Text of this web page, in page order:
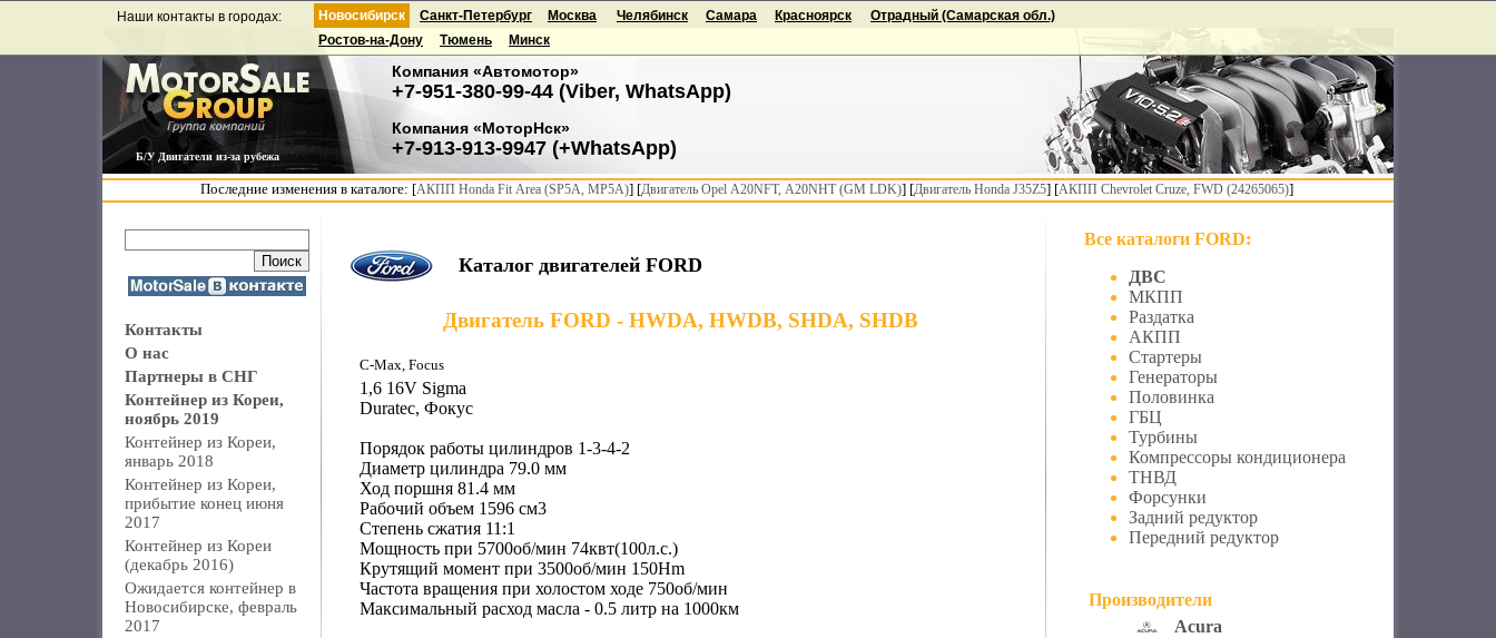
Б/У Двигатели из-за рубежа
Наши контакты в городах: Новосибирск
Компания «Автомотор»
+7-951-380-99-44 (Viber, WhatsApp)
Компания «МоторНск»
+7-913-913-9947 (+WhatsApp)
Санкт-Петербург Москва Челябинск Самара Красноярск
Отрадный (Самарская обл.)
Ростов-на-Дону
Тюмень Минск
Последние изменения в каталоге: [АКПП Honda Fit Area (SP5A, MP5A)] [Двигатель Opel A20NFT, A20NHT (GM LDK)] [Двигатель Honda J35Z5] [АКПП Chevrolet Cruze, FWD (24265065)]
Контакты
О нас
Партнеры в СНГ
Контейнер из Кореи,
ноябрь 2019
Контейнер из Кореи,
январь 2018
Контейнер из Кореи,
прибытие конец июня
2017
Контейнер из Кореи
(декабрь 2016)
Ожидается контейнер в
Новосибирске, февраль
2017
Каталог двигателей FORD
Двигатель FORD - HWDA, HWDB, SHDA, SHDB
C-Max, Focus
1,6 16V Sigma
Duratec, Фокус
Порядок работы цилиндров 1-3-4-2
Диаметр цилиндра 79.0 мм
Ход поршня 81.4 мм
Рабочий объем 1596 см3
Степень сжатия 11:1
Мощность при 5700об/мин 74квт(100л.с.)
Крутящий момент при 3500об/мин 150Hm
Частота вращения при холостом ходе 750об/мин
Максимальный расход масла - 0.5 литр на 1000км
Все каталоги FORD:
ДВС
МКПП
Раздатка
АКПП
Стартеры
Генераторы
Половинка
ГБЦ
Турбины
Компрессоры кондиционера
ТНВД
Форсунки
Задний редуктор
Передний редуктор
Производители
Acura